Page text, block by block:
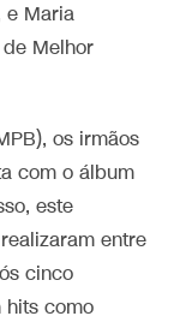
e Maria
Melhor
os irmãos
com o álbum
este
entre
cinco
hits como